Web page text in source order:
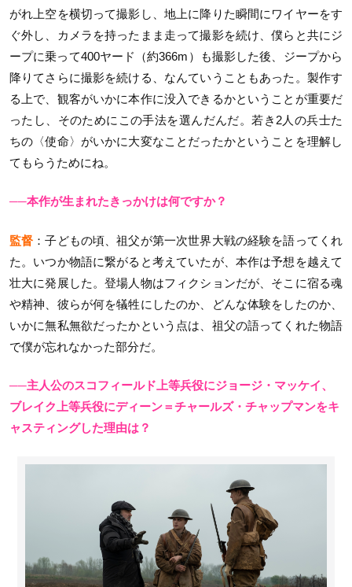
がれ上空を横切って撮影し、地上に降りた瞬間にワイヤーをす
ぐ外し、カメラを持ったまま走って撮影を続け、僕らと共にジ
ープに乗って400ヤード（約366m）も撮影した後、ジープから
降りてさらに撮影を続ける、なんていうこともあった。製作す
る上で、観客がいかに本作に没入できるかということが重要だ
ったし、そのためにこの手法を選んだんだ。若き2人の兵士た
ちの〈使命〉がいかに大変なことだったかということを理解し
てもらうためにね。
──本作が生まれたきっかけは何ですか？
監督 ：子どもの頃、祖父が第一次世界大戦の経験を語ってくれ
た。いつか物語に繋がると考えていたが、本作は予想を越えて
壮大に発展した。登場人物はフィクションだが、そこに宿る魂
や精神、彼らが何を犠牲にしたのか、どんな体験をしたのか、
いかに無私無欲だったかという点は、祖父の語ってくれた物語
で僕が忘れなかった部分だ。
──主人公のスコフィールド上等兵役にジョージ・マッケイ、
ブレイク上等兵役にディーン＝チャールズ・チャップマンをキ
ャスティングした理由は？